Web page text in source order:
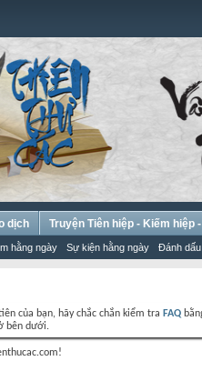
dịch Truyện Tiên hiệp - Kiếm hiệp
hằng ngày Sự kiện hằng ngày Đánh dấu
của bạn, hãy chắc chắn kiểm tra FAQ
bên dưới.